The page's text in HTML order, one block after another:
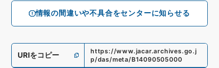
情報の間違いや不具合をセンターに知らせる
URIをコピー
https://www.jacar.archives.go.j
p/das/meta/B14090505000